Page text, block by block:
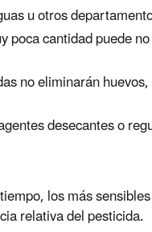
u otros
cantidad puede
no eliminarán
desecantes o
los más
relativa del pesticida.